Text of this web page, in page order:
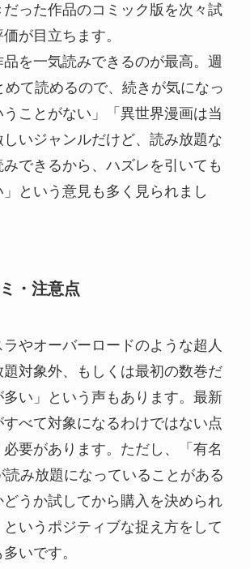
だった作品のコミック版を次々試
が目立ちます。
品を一気読みできるのが最高。週
めて読めるので、続きが気になっ
ことがない」「異世界漫画は当
いジャンルだけど、読み放題な
できるから、ハズレを引いても
という意見も多く見られまし
・注意点
やオーバーロードのような超人
対象外、もしくは最初の数巻だ
い」という声もあります。最新
べて対象になるわけではない点
要があります。ただし、「有名
読み放題になっていることがある
うか試してから購入を決められ
いうポジティブな捉え方をして
いです。